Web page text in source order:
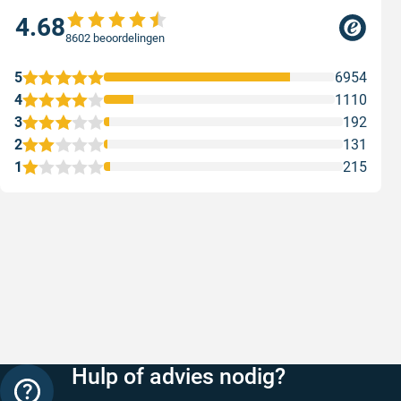
4.688602 beoordelingen
1 215
2 131
3 192
4 1110
5 6954
Hulp of advies nodig?